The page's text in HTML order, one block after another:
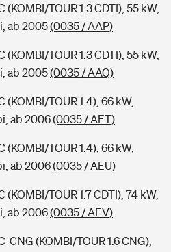
TOUR 1.3 CDTI), 55 kW,
ab 2005(0035 / AAP)
TOUR 1.3 CDTI), 55 kW,
ab 2005(0035 / AAQ)
TOUR 1.4), 66 kW,
ab 2006(0035 / AET)
TOUR 1.4), 66 kW,
ab 2006(0035 / AEU)
TOUR 1.7 CDTI), 74 kW,
ab 2006(0035 / AEV)
(KOMBI/TOUR 1.6 CNG),